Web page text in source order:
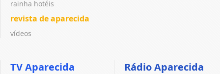
rainha hotéis
revista de aparecida
vídeos
TV Aparecida Rádio Aparecida